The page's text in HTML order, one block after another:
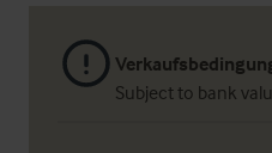
Subject to bank